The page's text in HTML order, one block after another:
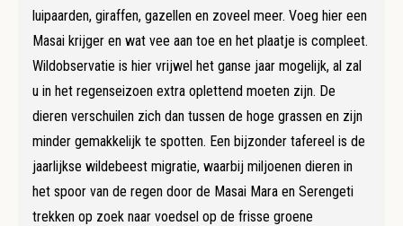
luipaarden, giraffen, gazellen en zoveel meer. Voeg hier een
Masai krijger en wat vee aan toe en het plaatje is compleet.
Wildobservatie is hier vrijwel het ganse jaar mogelijk, al zal
u in het regenseizoen extra oplettend moeten zijn. De
dieren verschuilen zich dan tussen de hoge grassen en zijn
minder gemakkelijk te spotten. Een bijzonder tafereel is de
jaarlijkse wildebeest migratie, waarbij miljoenen dieren in
het spoor van de regen door de Masai Mara en Serengeti
trekken op zoek naar voedsel op de frisse groene